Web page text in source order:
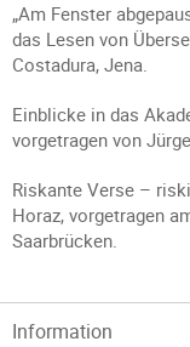
„Am Fenster
das Lesen von
Costadura, Jena.
Einblicke in das
vorgetragen von
Riskante Verse –
Horaz, vorgetragen
Saarbrücken.
Information